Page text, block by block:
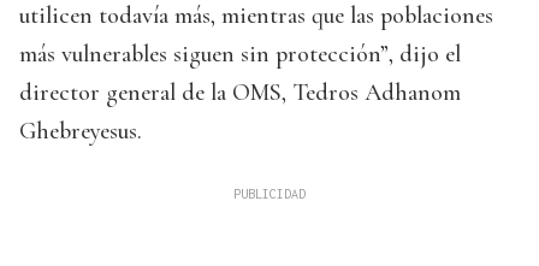
utilicen todavía más, mientras que las poblaciones
más vulnerables siguen sin protección”, dijo el
director general de la OMS, Tedros Adhanom
Ghebreyesus.